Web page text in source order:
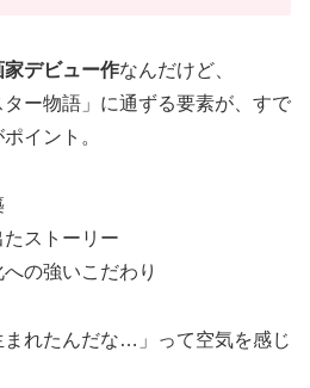
家デビュー作なんだけど、
ー物語」に通ずる要素が、すで
イント。
たストーリー
の強いこだわり
まれたんだな…」って空気を感じ